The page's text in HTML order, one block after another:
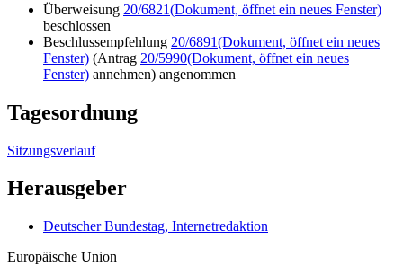
Überweisung 20/6821(Dokument, öffnet ein neues Fenster)
beschlossen
Beschlussempfehlung 20/6891(Dokument, öffnet ein neues
Fenster) (Antrag 20/5990(Dokument, öffnet ein neues
Fenster) annehmen) angenommen
Tagesordnung
Sitzungsverlauf
Herausgeber
Deutscher Bundestag, Internetredaktion
Europäische Union